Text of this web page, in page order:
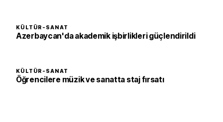
KÜLTÜR-SANAT
Azerbaycan'da akademik işbirlikleri güçlendirildi
KÜLTÜR-SANAT
Öğrencilere müzik ve sanatta staj fırsatı